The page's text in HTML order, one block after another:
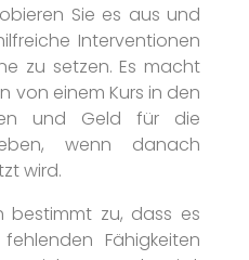
Sie es aus und
Interventionen
zu setzen. Es macht
von einem Kurs in den
und Geld für die
wenn danach
wird.
bestimmt zu, dass es
Fähigkeiten